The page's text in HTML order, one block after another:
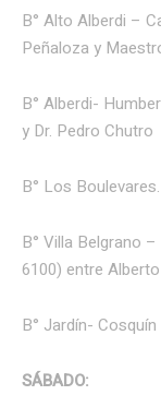
B° Alto Alberdi –
Peñaloza y
B° Alberdi-
y Dr. Pedro Chutro
B° Los
B° Villa Belgrano
6100) entre
B° Jardín-
SÁBADO: